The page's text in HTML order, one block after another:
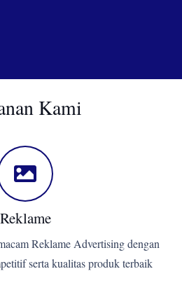
Kami
Reklame
Reklame Advertising dengan
serta kualitas produk terbaik